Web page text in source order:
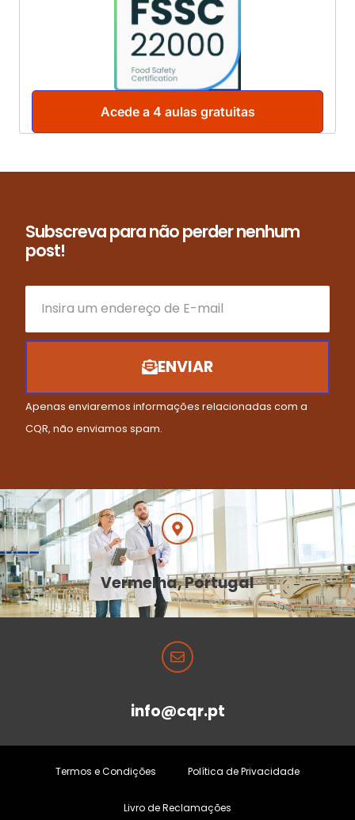
Acede a 4 aulas gratuitas
Subscreva para não perder nenhum
post!
ENVIAR
Apenas enviaremos informações relacionadas com a
CQR, não enviamos spam.
Vermelha, Portugal
info@cqr.pt
Termos e Condições Política de Privacidade
Livro de Reclamações